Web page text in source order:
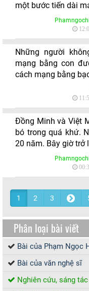
một bước tiến dài
Những người
mạng bằng con
cách mạng bằng
Đồng Minh và Việt
bó trong quá khứ.
20 năm. Bây giờ trở
1 2 3
Phân loại bài viết
Bài của Phạm Ngọc
Bài của văn nghệ sĩ
Nghiên cứu, sáng